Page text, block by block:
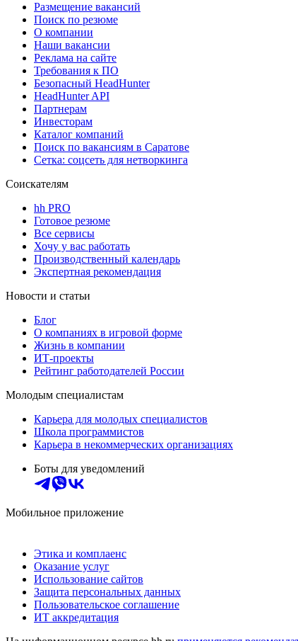
Размещение вакансий
Поиск по резюме
О компании
Наши вакансии
Реклама на сайте
Требования к ПО
Безопасный HeadHunter
HeadHunter API
Партнерам
Инвесторам
Каталог компаний
Поиск по вакансиям в Саратове
Сетка: соцсеть для нетворкинга
Соискателям
hh PRO
Готовое резюме
Все сервисы
Хочу у вас работать
Производственный календарь
Экспертная рекомендация
Новости и статьи
Блог
О компаниях в игровой форме
Жизнь в компании
ИТ-проекты
Рейтинг работодателей России
Молодым специалистам
Карьера для молодых специалистов
Школа программистов
Карьера в некоммерческих организациях
Боты для уведомлений
Мобильное приложение
Этика и комплаенс
Оказание услуг
Использование сайтов
Защита персональных данных
Пользовательское соглашение
ИТ аккредитация